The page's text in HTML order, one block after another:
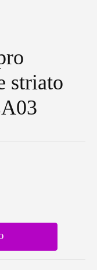
striato